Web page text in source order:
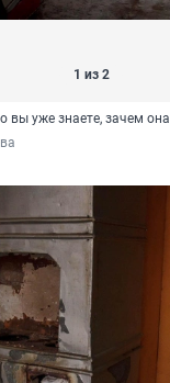
1 из 2
вы уже знаете, зачем она